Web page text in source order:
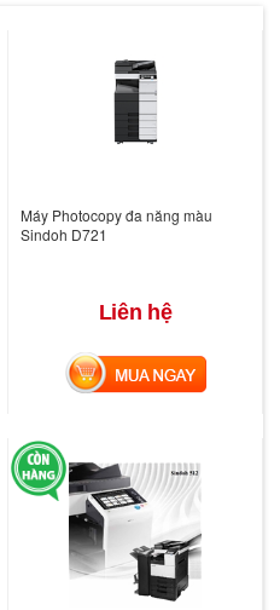
Máy Photocopy đa năng màu
Sindoh D721
Liên hệ
MUA NGAY